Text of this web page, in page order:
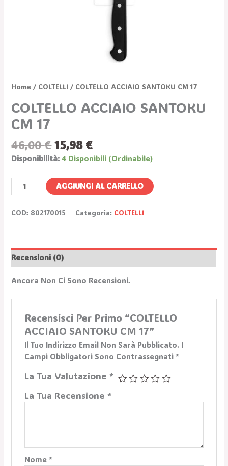
Home / COLTELLI / COLTELLO ACCIAIO SANTOKU CM 17
COLTELLO ACCIAIO SANTOKU
CM 17
46,00€ 15,98 €
Disponibilità: 4 Disponibili (ordinabile)
AGGIUNGI AL CARRELLO
COD: 802170015 Categoria: COLTELLI
Recensioni (0)
Ancora Non Ci Sono Recensioni.
Recensisci Per Primo “COLTELLO
ACCIAIO SANTOKU CM 17”
Il Tuo Indirizzo Email Non Sarà Pubblicato. I
Campi Obbligatori Sono Contrassegnati *
La Tua Valutazione *
La Tua Recensione *
Nome *